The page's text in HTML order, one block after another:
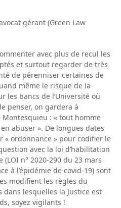
gérant (Green Law
avec plus de recul les
et surtout regarder de très
de pérenniser certaines de
même le risque de la
les bancs de l’Université où
penser, on gardera à
Montesquieu : « tout homme
abuser ». De longues dates
« ordonnance » pour codifier le
avec la loi d’habilitation
(LOI n° 2020-290 du 23 mars
à l’épidémie de covid-19) sont
modifient les règles du
dans lesquelles la Justice est
soyez vigilants !